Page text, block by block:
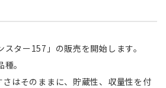
ージ 朝日工業株式会社
ター157」の販売を開始します。
。
はそのままに、貯蔵性、収量性を付